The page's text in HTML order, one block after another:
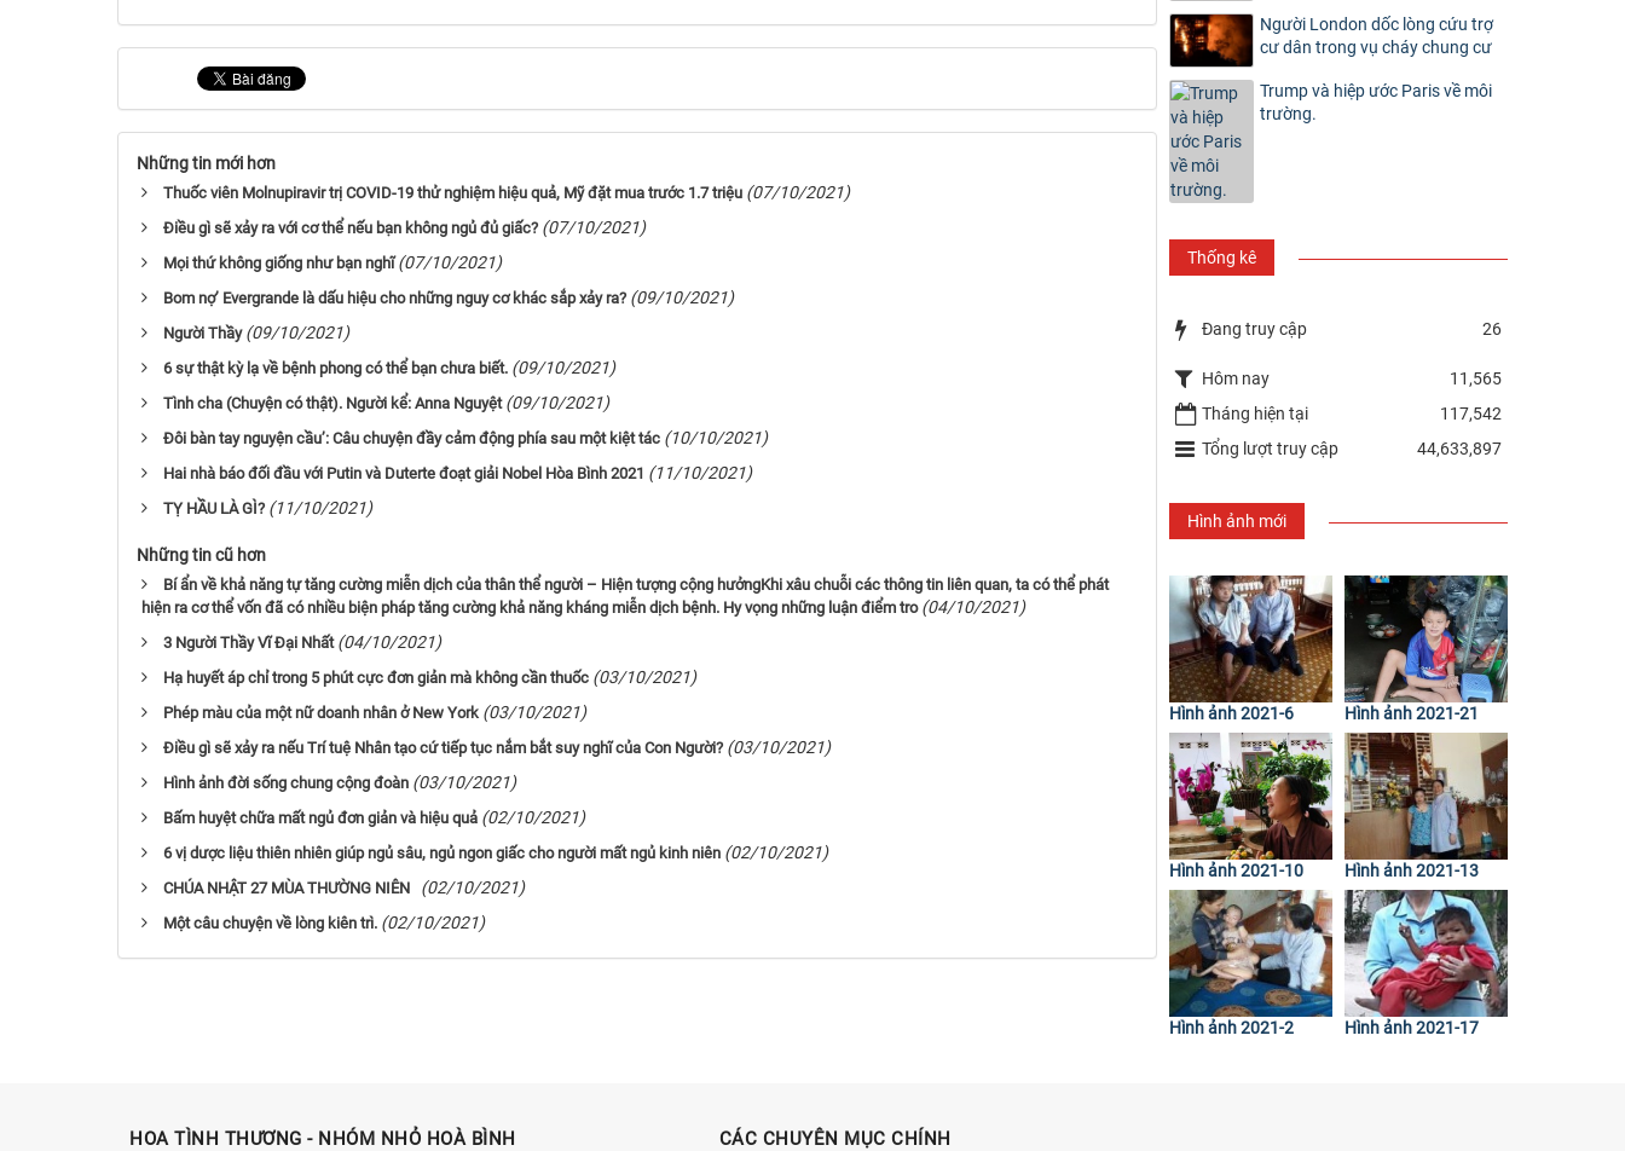
Những tin mới hơn
Thuốc viên Molnupiravir trị COVID-19 thử nghiệm hiệu quả, Mỹ đặt mua trước 1.7 triệu (07/10/2021)
Điều gì sẽ xảy ra với cơ thể nếu bạn không ngủ đủ giấc? (07/10/2021)
Mọi thứ không giống như bạn nghĩ (07/10/2021)
Bom nợ’ Evergrande là dấu hiệu cho những nguy cơ khác sắp xảy ra? (09/10/2021)
Người Thầy (09/10/2021)
6 sự thật kỳ lạ về bệnh phong có thể bạn chưa biết. (09/10/2021)
Tình cha (Chuyện có thật). Người kể: Anna Nguyệt (09/10/2021)
Đôi bàn tay nguyện cầu’: Câu chuyện đầy cảm động phía sau một kiệt tác (10/10/2021)
Hai nhà báo đối đầu với Putin và Duterte đoạt giải Nobel Hòa Bình 2021 (11/10/2021)
TỴ HẦU LÀ GÌ? (11/10/2021)
Những tin cũ hơn
Bí ẩn về khả năng tự tăng cường miễn dịch của thân thể người – Hiện tượng cộng hưởngKhi xâu chuỗi các thông tin liên quan, ta có thể phát
hiện ra cơ thể vốn đã có nhiều biện pháp tăng cường khả năng kháng miễn dịch bệnh. Hy vọng những luận điểm tro (04/10/2021)
3 Người Thầy Vĩ Đại Nhất (04/10/2021)
Hạ huyết áp chỉ trong 5 phút cực đơn giản mà không cần thuốc (03/10/2021)
Phép màu của một nữ doanh nhân ở New York (03/10/2021)
Điều gì sẽ xảy ra nếu Trí tuệ Nhân tạo cứ tiếp tục nắm bắt suy nghĩ của Con Người? (03/10/2021)
Hình ảnh đời sống chung cộng đoàn (03/10/2021)
Bấm huyệt chữa mất ngủ đơn giản và hiệu quả (02/10/2021)
6 vị dược liệu thiên nhiên giúp ngủ sâu, ngủ ngon giấc cho người mất ngủ kinh niên (02/10/2021)
CHÚA NHẬT 27 MÙA THƯỜNG NIÊN (02/10/2021)
Một câu chuyện về lòng kiên trì. (02/10/2021)
Người London dốc lòng cứu trợ
cư dân trong vụ cháy chung cư
Trump và hiệp ước Paris về môi
trường.
Thống kê
Đang truy cập 26
Hôm nay
11,565
Tháng hiện tại
117,542
Tổng lượt truy cập
44,633,897
Hình ảnh mới
Hình ảnh 2021-6 Hình ảnh 2021-21
Hình ảnh 2021-10 Hình ảnh 2021-13
Hình ảnh 2021-2 Hình ảnh 2021-17
HOA TÌNH THƯƠNG - NHÓM NHỎ HOÀ BÌNH CÁC CHUYÊN MỤC CHÍNH